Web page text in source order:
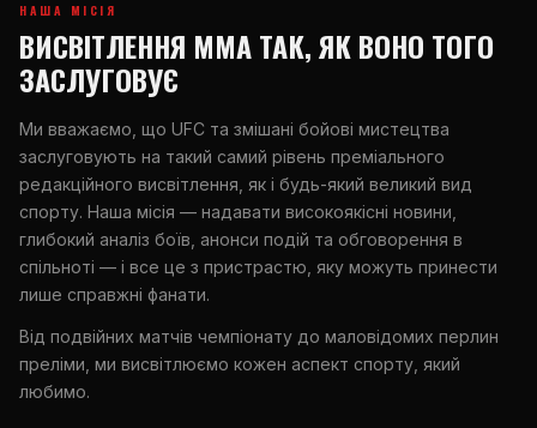
НАША МІСІЯ
ВИСВІТЛЕННЯ ММА ТАК, ЯК ВОНО ТОГО
ЗАСЛУГОВУЄ
Ми вважаємо, що UFC та змішані бойові мистецтва
заслуговують на такий самий рівень преміального
редакційного висвітлення, як і будь-який великий вид
спорту. Наша місія — надавати високоякісні новини,
глибокий аналіз боїв, анонси подій та обговорення в
спільноті — і все це з пристрастю, яку можуть принести
лише справжні фанати.
Від подвійних матчів чемпіонату до маловідомих перлин
преліми, ми висвітлюємо кожен аспект спорту, який
любимо.